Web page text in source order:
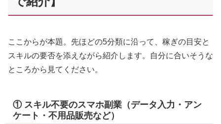
ここからが本題。先ほどの5分類に沿って、稼ぎの目安と
スキルの要否を添えながら紹介します。自分に合いそうな
ところから見てください。
① スキル不要のスマホ副業（データ入力・アン
ケート・不用品販売など）